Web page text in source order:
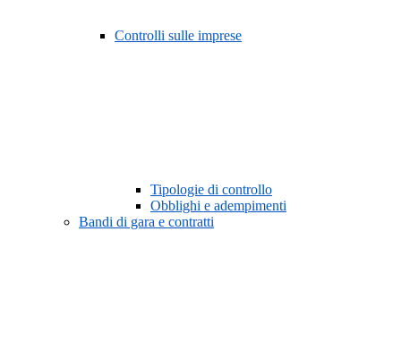
Controlli sulle imprese
Tipologie di controllo
Obblighi e adempimenti
Bandi di gara e contratti